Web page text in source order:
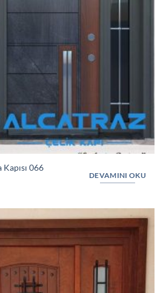
066
DEVAMINI OKU